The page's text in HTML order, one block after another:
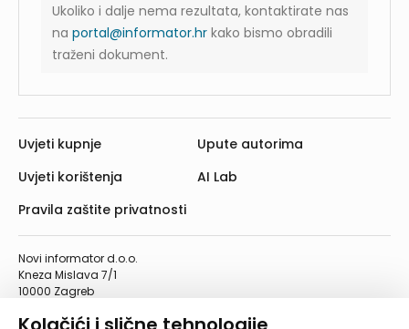
Ukoliko i dalje nema rezultata, kontaktirate nas
na portal@informator.hr kako bismo obradili
traženi dokument.
Novi informator d.o.o.
Kneza Mislava 7/1
10000 Zagreb
Telefaks: 01/4612-553
Uvjeti kupnje
Uvjeti korištenja
Pravila zaštite privatnosti
Upute autorima
AI Lab